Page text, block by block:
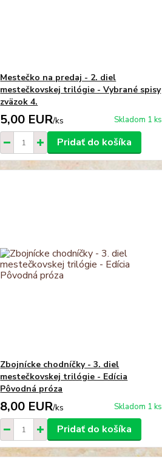
Mestečko na predaj - 2. diel
mestečkovskej trilógie - Vybrané spisy
zväzok 4.
5,00 EUR/ks Skladom 1 ks
Pridať do košíka
Zbojnícke chodníčky - 3. diel
mestečkovskej trilógie - Edícia
Pôvodná próza
8,00 EUR/ks Skladom 1 ks
Pridať do košíka